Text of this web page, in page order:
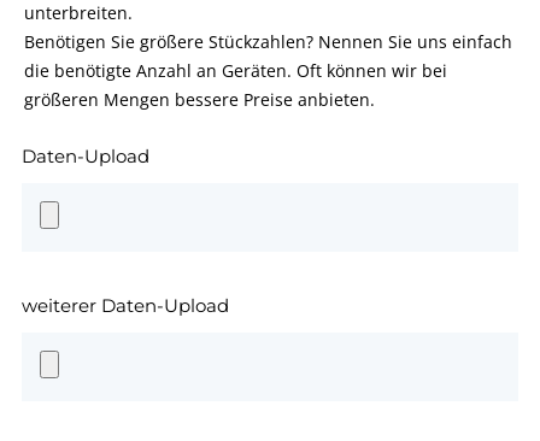
unterbreiten.
Benötigen Sie größere Stückzahlen? Nennen Sie uns einfach
die benötigte Anzahl an Geräten. Oft können wir bei
größeren Mengen bessere Preise anbieten.
Daten-Upload
weiterer Daten-Upload